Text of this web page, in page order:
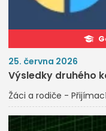
25. června 2026
Výsledky druhého
Žáci a rodiče -